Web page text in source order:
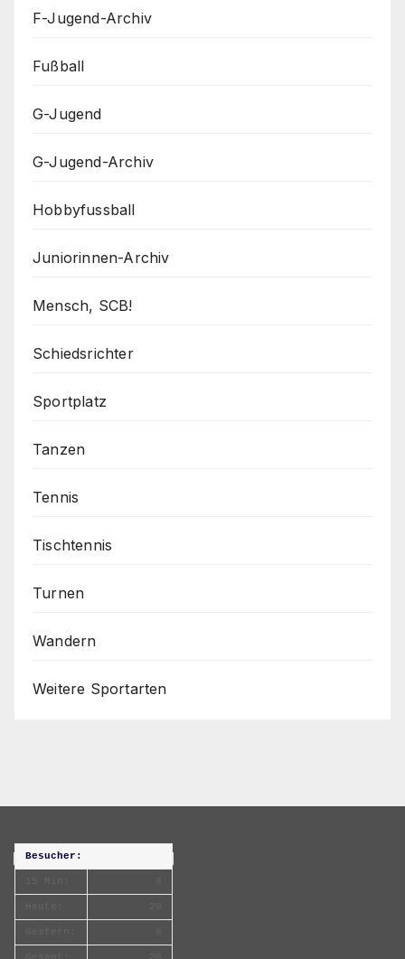
F-Jugend-Archiv
Fußball
G-Jugend
G-Jugend-Archiv
Hobbyfussball
Juniorinnen-Archiv
Mensch, SCB!
Schiedsrichter
Sportplatz
Tanzen
Tennis
Tischtennis
Turnen
Wandern
Weitere Sportarten
Besucher: